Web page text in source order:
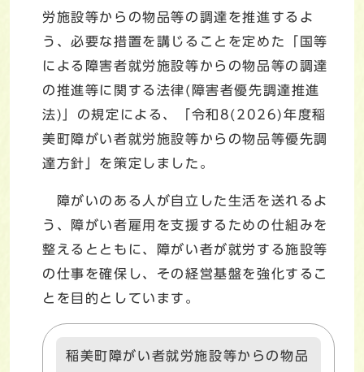
労施設等からの物品等の調達を推進するよ
う、必要な措置を講じることを定めた「国等
による障害者就労施設等からの物品等の調達
の推進等に関する法律(障害者優先調達推進
法)」の規定による、「令和8(2026)年度稲
美町障がい者就労施設等からの物品等優先調
達方針」を策定しました。
障がいのある人が自立した生活を送れるよ
う、障がい者雇用を支援するための仕組みを
整えるとともに、障がい者が就労する施設等
の仕事を確保し、その経営基盤を強化するこ
とを目的としています。
稲美町障がい者就労施設等からの物品